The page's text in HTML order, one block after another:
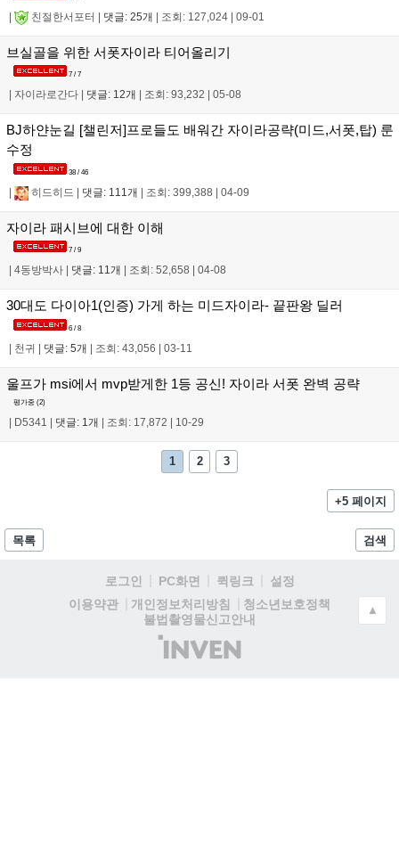
친절한서포터 댓글: 25개 조회: 127,024 09-01
브실골을 위한 서폿자이라 티어올리기
7 / 7
자이라로간다 댓글: 12개 조회: 93,232 05-08
BJ하얀눈길 [챌린저]프로들도 배워간 자이라공략(미드,서폿,탑) 룬
수정
38 / 46
| 히드히드 | 댓글: 111개 | 조회: 399,388 | 04-09
자이라 패시브에 대한 이해
7 / 9
4동방박사 댓글: 11개 조회: 52,658 04-08
30대도 다이아1(인증) 가게 하는 미드자이라- 끝판왕 딜러
6 / 8
| 천귀 | 댓글: 5개 | 조회: 43,056 | 03-11
울프가 msi에서 mvp받게한 1등 공신! 자이라 서폿 완벽 공략
평가중 (2)
| D5341 | 댓글: 1개 | 조회: 17,872 | 10-29
1 2 3
+5 페이지
목록 검색
로그인 PC화면 퀵링크
설정
이용약관
개인정보처리방침
청소년보호정책
불법촬영물신고안내
(주)
인
▲